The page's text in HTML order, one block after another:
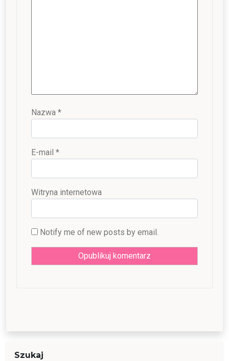
Nazwa *
E-mail *
Witryna internetowa
Notify me of new posts by email.
Szukaj